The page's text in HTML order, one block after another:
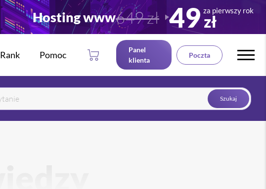
Hosting www649 zł 49 zł
za pierwszy rok
Rank Pomoc
Panel
klienta
Poczta
Szukaj